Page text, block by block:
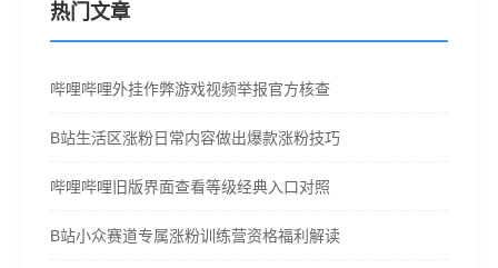
热门文章
哔哩哔哩外挂作弊游戏视频举报官方核查
B站生活区涨粉日常内容做出爆款涨粉技巧
哔哩哔哩旧版界面查看等级经典入口对照
B站小众赛道专属涨粉训练营资格福利解读